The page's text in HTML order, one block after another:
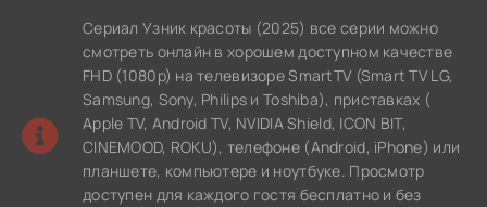
Сериал Узник красоты (2025) все серии можно
смотреть онлайн в хорошем доступном качестве
FHD (1080p) на телевизоре SmartTV (Smart TV LG,
Samsung, Sony, Philips и Toshiba), приставках (
Apple TV, Android TV, NVIDIA Shield, ICON BIT,
CINEMOOD, ROKU), телефоне (Android, iPhone) или
планшете, компьютере и ноутбуке. Просмотр
доступен для каждого гостя бесплатно и без